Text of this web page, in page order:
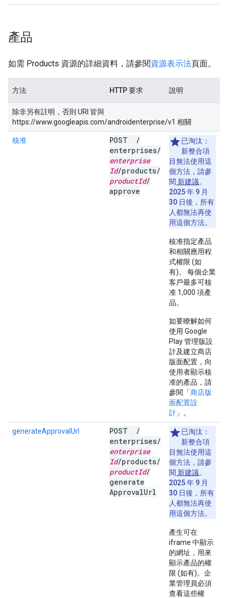
產品
如需 Products 資源的詳細資料，請參閱資源表示法頁面。
方法 HTTP 要求 說明
除非另有註明，否則 URI 皆與
https://www.googleapis.com/androidenterprise/v1 相關
核准 POST
/
enterprises/
enterprise
Id/products/
productId/
approve
已淘汰：
新整合項
目無法使用這
個方法，請參
閱 新建議。
2025 年 9 月
30 日後，所有
人都無法再使
用這個方法。
核准指定產品
和相關應用程
式權限 (如
有)。 每個企業
客戶最多可核
准 1,000 項產
品。
如要瞭解如何
使用 Google
Play 管理版設
計及建立商店
版面配置，向
使用者顯示核
准的產品，請
參閱「商店版
面配置設
計 」。
generateApprovalUrl POST
/
enterprises/
enterprise
Id/products/
productId/
generate
ApprovalUrl
已淘汰：
新整合項
目無法使用這
個方法，請參
閱 新建議。
2025 年 9 月
30 日後，所有
人都無法再使
用這個方法。
產生可在
iframe 中顯示
的網址，用來
顯示產品的權
限 (如有)。企
業管理員必須
查看這些權